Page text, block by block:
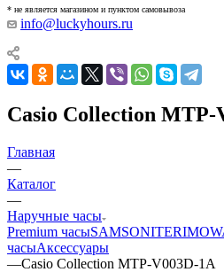
* не является магазином и пунктом самовывоза
info@luckyhours.ru
Casio Collection MTP-
Главная
—
Каталог
—
Наручные часы
Premium часыSAMSONITE
часыАксессуары
—Casio Collection MTP-V003D-1A